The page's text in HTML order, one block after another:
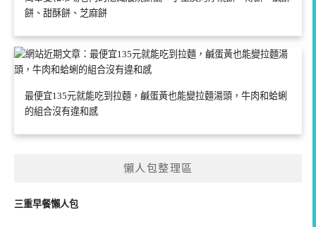
餅、甜酥餅、芝麻餅
最便宜135元就能吃到拉麵，鹹蛋黃也能變拉麵湯頭，牛肉和蛤蜊
的組合沒有違和感
懶人包整理區
三重早餐懶人包